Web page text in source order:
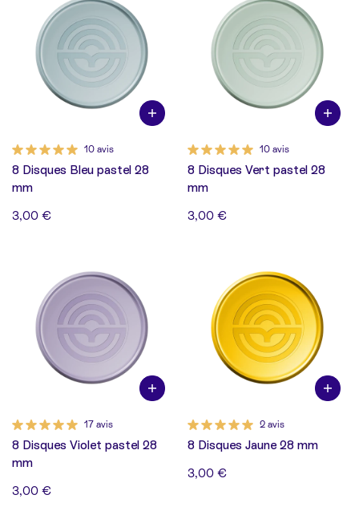
10 avis
8 Disques Bleu pastel 28
mm
3,00 €
10 avis
8 Disques Vert pastel 28
mm
3,00 €
17 avis
8 Disques Violet pastel 28
mm
3,00 €
2 avis
8 Disques Jaune 28 mm
3,00 €